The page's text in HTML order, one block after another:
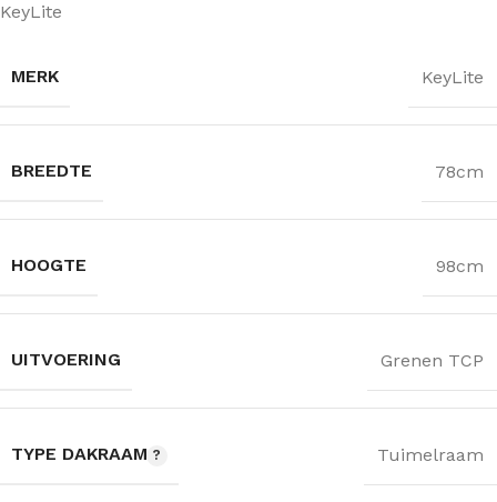
KeyLite
MERK KeyLite
BREEDTE 78cm
HOOGTE 98cm
UITVOERING Grenen TCP
TYPE DAKRAAM Tuimelraam